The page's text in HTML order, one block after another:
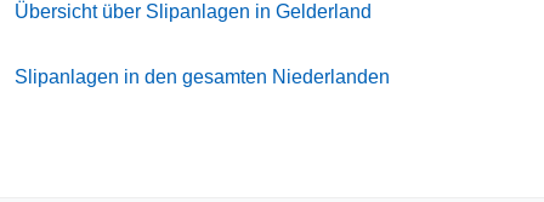
Übersicht über Slipanlagen in Gelderland
Slipanlagen in den gesamten Niederlanden